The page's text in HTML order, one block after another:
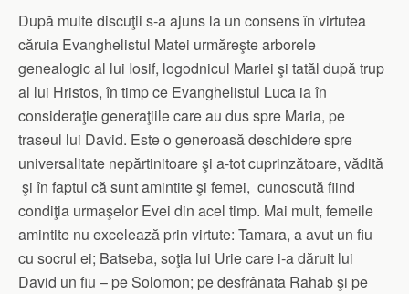
După multe discuţii s-a ajuns la un consens în virtutea
căruia Evanghelistul Matei urmăreşte arborele
genealogic al lui Iosif, logodnicul Mariei şi tatăl după trup
al lui Hristos, în timp ce Evanghelistul Luca ia în
consideraţie generaţiile care au dus spre Maria, pe
traseul lui David. Este o generoasă deschidere spre
universalitate nepărtinitoare şi a-tot cuprinzătoare, vădită
şi în faptul că sunt amintite şi femei, cunoscută fiind
condiţia urmaşelor Evei din acel timp. Mai mult, femeile
amintite nu excelează prin virtute: Tamara, a avut un fiu
cu socrul ei; Batseba, soţia lui Urie care i-a dăruit lui
David un fiu – pe Solomon; pe desfrânata Rahab şi pe